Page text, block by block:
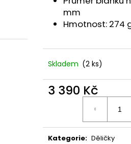
mm
Hmotnost: 274
Skladem (2 ks)
3 390 Kč
Kategorie: Děličky
ODPOČÍVADLO MAGIC CAT
HNĚDÉ 35X35X109CM